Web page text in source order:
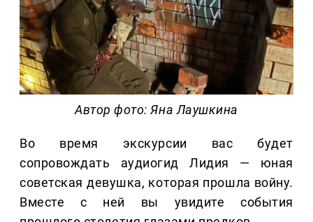
Автор фото: Яна Лаушкина
Во время экскурсии вас будет
сопровождать аудиогид Лидия — юная
советская девушка, которая прошла войну.
Вместе с ней вы увидите события